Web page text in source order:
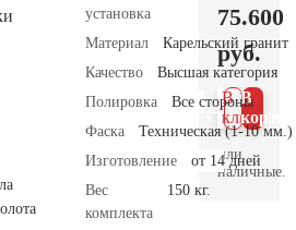
установка
Материал
Карельский гранит
Качество
Высшая категория
Полировка
Все стороны
Фаска
Техническая (1-10 мм.)
Изготовление
от 14 дней
Вес
комплекта
150 кг.
75.600
руб.
В
В 1
клик
или
наличные.